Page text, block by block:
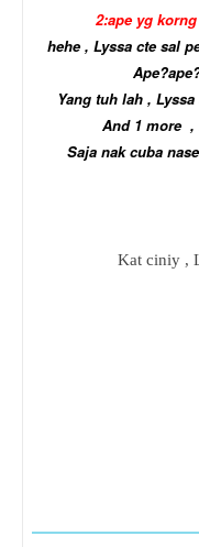
2:ape yg
hehe , Lyssa cte sal
Yang tuh lah ,
And 1 more ,
Saja nak cuba
Kat ciniy ,